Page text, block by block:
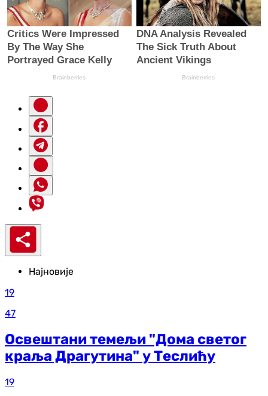
Најновије
19
47
Освештани темељи "Дома светог
краља Драгутина" у Теслићу
19